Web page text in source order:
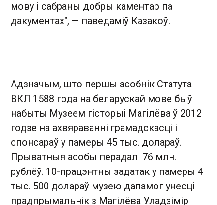
мову і сабраны добры каментар па
дакументах", — паведаміў Казакоў.
Адзначым, што першы асобнік Статута
ВКЛ 1588 года на беларускай мове быў
набыты Музеем гісторыі Магілёва ў 2012
годзе на ахвяраванні грамадскасці і
спонсараў у памеры 45 тыс. долараў.
Прыватныя асобы перадалі 76 млн.
рублёў. 10-працэнтны задатак у памеры 4
тыс. 500 долараў музею дапамог унесці
прадпрымальнік з Магілёва Уладзімір